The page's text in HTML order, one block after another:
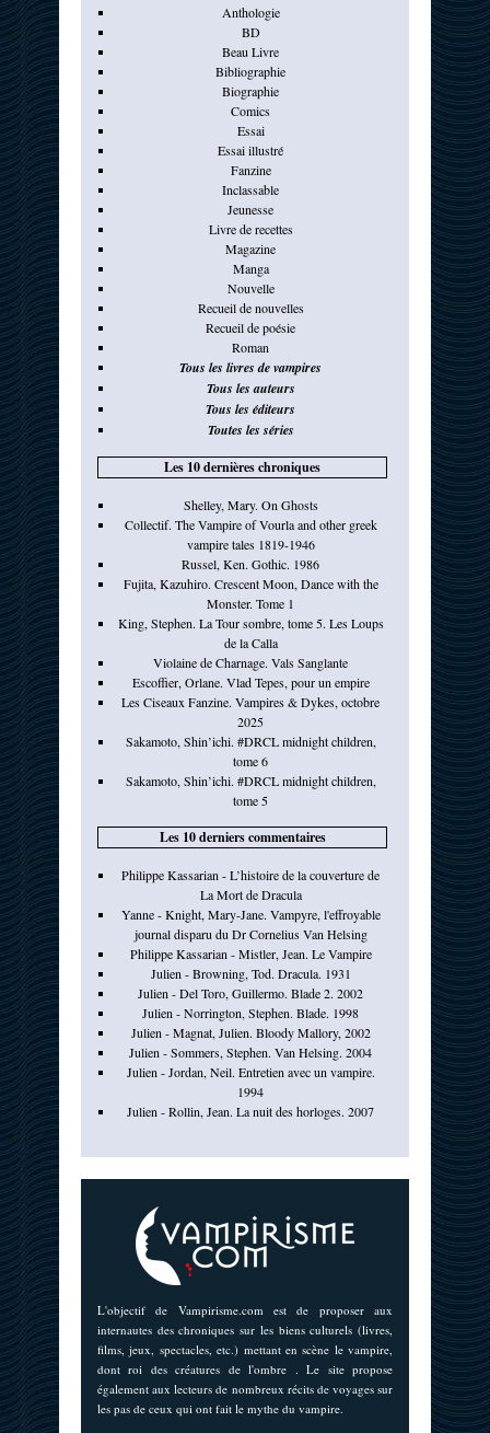
Anthologie
BD
Beau Livre
Bibliographie
Biographie
Comics
Essai
Essai illustré
Fanzine
Inclassable
Jeunesse
Livre de recettes
Magazine
Manga
Nouvelle
Recueil de nouvelles
Recueil de poésie
Roman
Tous les livres de vampires
Tous les auteurs
Tous les éditeurs
Toutes les séries
Les 10 dernières chroniques
Shelley, Mary. On Ghosts
Collectif. The Vampire of Vourla and other greek
vampire tales 1819-1946
Russel, Ken. Gothic. 1986
Fujita, Kazuhiro. Crescent Moon, Dance with the
Monster. Tome 1
King, Stephen. La Tour sombre, tome 5. Les Loups
de la Calla
Violaine de Charnage. Vals Sanglante
Escoffier, Orlane. Vlad Tepes, pour un empire
Les Ciseaux Fanzine. Vampires & Dykes, octobre
2025
Sakamoto, Shin’ichi. #DRCL midnight children,
tome 6
Sakamoto, Shin’ichi. #DRCL midnight children,
tome 5
Les 10 derniers commentaires
Philippe Kassarian - L’histoire de la couverture de
La Mort de Dracula
Yanne - Knight, Mary-Jane. Vampyre, l'effroyable
journal disparu du Dr Cornelius Van Helsing
Philippe Kassarian - Mistler, Jean. Le Vampire
Julien - Browning, Tod. Dracula. 1931
Julien - Del Toro, Guillermo. Blade 2. 2002
Julien - Norrington, Stephen. Blade. 1998
Julien - Magnat, Julien. Bloody Mallory, 2002
Julien - Sommers, Stephen. Van Helsing. 2004
Julien - Jordan, Neil. Entretien avec un vampire.
1994
Julien - Rollin, Jean. La nuit des horloges. 2007
L'objectif de Vampirisme.com est de proposer aux
internautes des chroniques sur les biens culturels (livres,
films, jeux, spectacles, etc.) mettant en scène le vampire,
dont roi des créatures de l'ombre . Le site propose
également aux lecteurs de nombreux récits de voyages sur
les pas de ceux qui ont fait le mythe du vampire.